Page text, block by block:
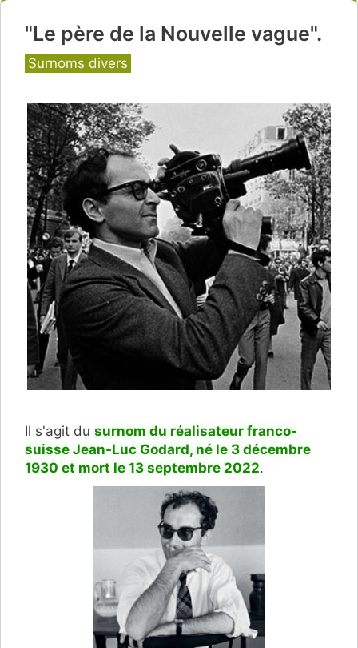
"Le père de la Nouvelle vague".
Catégories
Surnoms divers
Il s'agit du surnom du réalisateur franco-
suisse Jean-Luc Godard, né le 3 décembre
1930 et mort le 13 septembre 2022.